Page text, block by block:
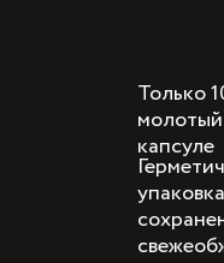
Только
капсуле